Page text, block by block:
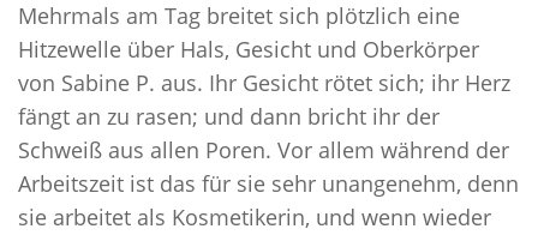
GEZIELTES TRAINING
BLOG
Mehrmals am Tag breitet sich plötzlich eine
Hitzewelle über Hals, Gesicht und Oberkörper
von Sabine P. aus. Ihr Gesicht rötet sich; ihr Herz
fängt an zu rasen; und dann bricht ihr der
Schweiß aus allen Poren. Vor allem während der
Arbeitszeit ist das für sie sehr unangenehm, denn
sie arbeitet als Kosmetikerin, und wenn wieder